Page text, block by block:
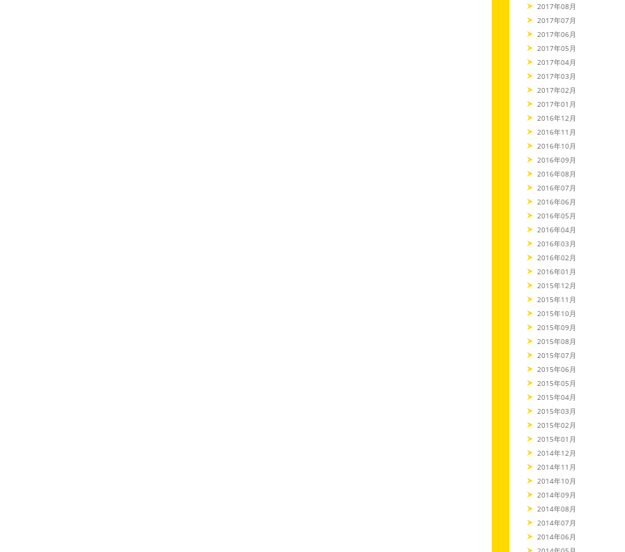
2017年08月
2017年07月
2017年06月
2017年05月
2017年04月
2017年03月
2017年02月
2017年01月
2016年12月
2016年11月
2016年10月
2016年09月
2016年08月
2016年07月
2016年06月
2016年05月
2016年04月
2016年03月
2016年02月
2016年01月
2015年12月
2015年11月
2015年10月
2015年09月
2015年08月
2015年07月
2015年06月
2015年05月
2015年04月
2015年03月
2015年02月
2015年01月
2014年12月
2014年11月
2014年10月
2014年09月
2014年08月
2014年07月
2014年06月